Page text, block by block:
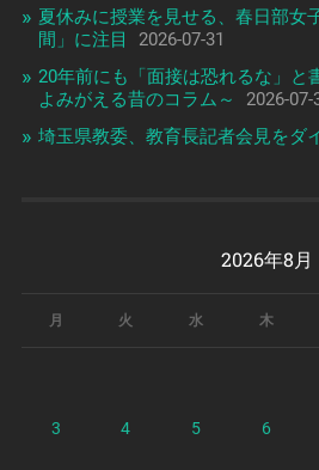
夏休みに授業を見せる、春日部女
間」に注目
2026-07-31
20年前にも「面接は恐れるな」と
よみがえる昔のコラム～
2026-07-
埼玉県教委、教育長記者会見をダ
2026年8月
月 火 水 木
3 4 5 6